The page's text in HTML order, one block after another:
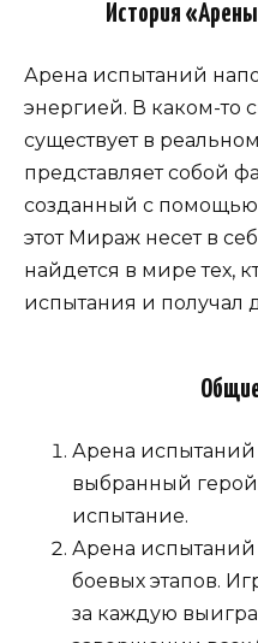
История
Арена испытаний
энергией. В каком-то
существует в
представляет собой
созданный с
этот Мираж несет в
найдется в мире тех,
испытания и получал
Арена испытаний
выбранный герой
испытание.
Арена испытаний
боевых этапов.
за каждую